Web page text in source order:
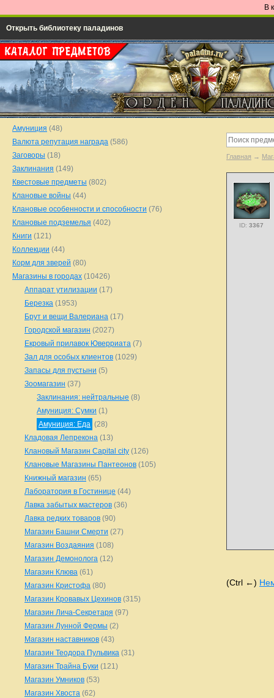
В
Открыть библиотеку паладинов
Главная →
ID: 3367
(Ctrl ←)
Амуниция (48)
Валюта репутация награда (586)
Заговоры (18)
Заклинания (149)
Квестовые предметы (802)
Клановые войны (44)
Клановые особенности и способности (76)
Клановые подземелья (402)
Книги (121)
Коллекции (44)
Корм для зверей (80)
Магазины в городах (10426)
Аппарат утилизации (17)
Березка (1953)
Брут и вещи Валериана (17)
Городской магазин (2027)
Екровый прилавок Юверриата (7)
Зал для особых клиентов (1029)
Запасы для пустыни (5)
Зоомагазин (37)
Заклинания: нейтральные (8)
Амуниция: Сумки (1)
Амуниция: Еда (28)
Кладовая Лепрекона (13)
Клановый Магазин Capital city (126)
Клановые Магазины Пантеонов (105)
Книжный магазин (65)
Лаборатория в Гостинице (44)
Лавка забытых мастеров (36)
Лавка редких товаров (90)
Магазин Башни Смерти (27)
Магазин Воздаяния (108)
Магазин Демонолога (12)
Магазин Клюва (61)
Магазин Кристофа (80)
Магазин Кровавых Цехинов (315)
Магазин Лича-Секретаря (97)
Магазин Лунной Фермы (2)
Магазин наставников (43)
Магазин Теодора Пульвика (31)
Магазин Трайна Буки (121)
Магазин Умников (53)
Магазин Хвоста (62)